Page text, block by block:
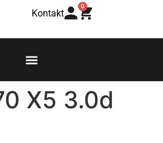
Kontakt
0
X5 3.0d